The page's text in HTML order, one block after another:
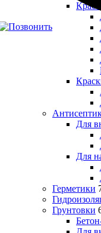
Для
Для
Герметики
Грунтовки